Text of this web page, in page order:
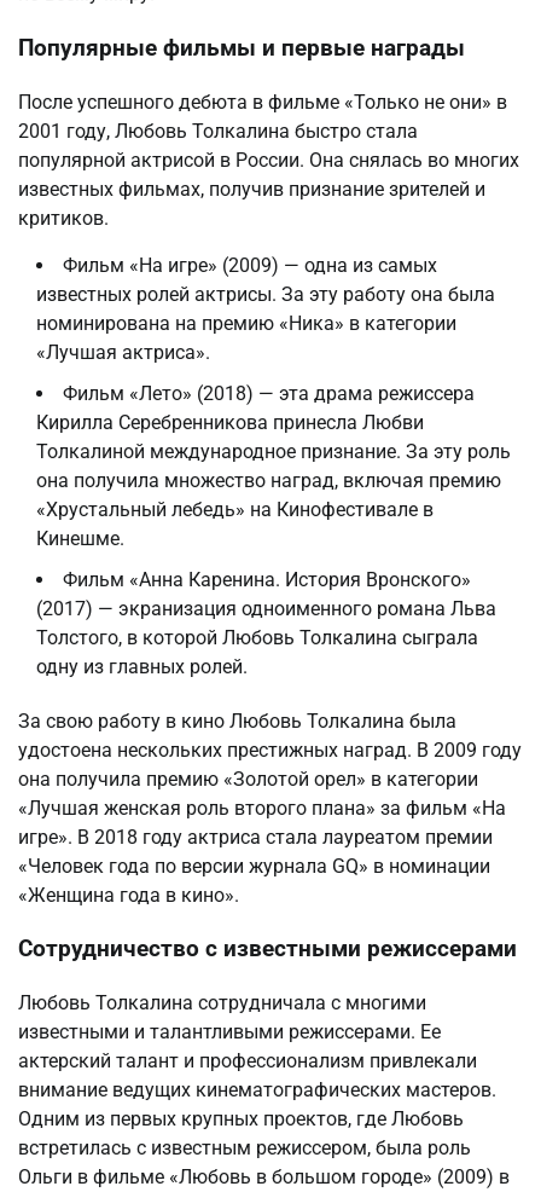
Популярные фильмы и первые награды
После успешного дебюта в фильме «Только не они» в
2001 году, Любовь Толкалина быстро стала
популярной актрисой в России. Она снялась во многих
известных фильмах, получив признание зрителей и
критиков.
Фильм «На игре» (2009) — одна из самых
известных ролей актрисы. За эту работу она была
номинирована на премию «Ника» в категории
«Лучшая актриса».
Фильм «Лето» (2018) — эта драма режиссера
Кирилла Серебренникова принесла Любви
Толкалиной международное признание. За эту роль
она получила множество наград, включая премию
«Хрустальный лебедь» на Кинофестивале в
Кинешме.
Фильм «Анна Каренина. История Вронского»
(2017) — экранизация одноименного романа Льва
Толстого, в которой Любовь Толкалина сыграла
одну из главных ролей.
За свою работу в кино Любовь Толкалина была
удостоена нескольких престижных наград. В 2009 году
она получила премию «Золотой орел» в категории
«Лучшая женская роль второго плана» за фильм «На
игре». В 2018 году актриса стала лауреатом премии
«Человек года по версии журнала GQ» в номинации
«Женщина года в кино».
Сотрудничество с известными режиссерами
Любовь Толкалина сотрудничала с многими
известными и талантливыми режиссерами. Ее
актерский талант и профессионализм привлекали
внимание ведущих кинематографических мастеров.
Одним из первых крупных проектов, где Любовь
встретилась с известным режиссером, была роль
Ольги в фильме «Любовь в большом городе» (2009) в